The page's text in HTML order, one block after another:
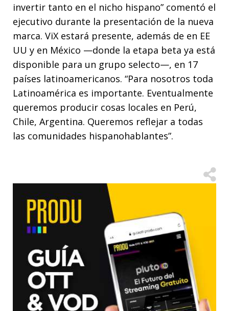
invertir tanto en el nicho hispano” comentó el
ejecutivo durante la presentación de la nueva
marca. ViX estará presente, además de en EE
UU y en México —donde la etapa beta ya está
disponible para un grupo selecto—, en 17
países latinoamericanos. “Para nosotros toda
Latinoamérica es importante. Eventualmente
queremos producir cosas locales en Perú,
Chile, Argentina. Queremos reflejar a todas
las comunidades hispanohablantes”.